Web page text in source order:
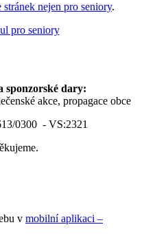
stránek nejen pro seniory.
sponzorské dary:
akce, propagace obce
0300 - VS:2321
v mobilní aplikaci –